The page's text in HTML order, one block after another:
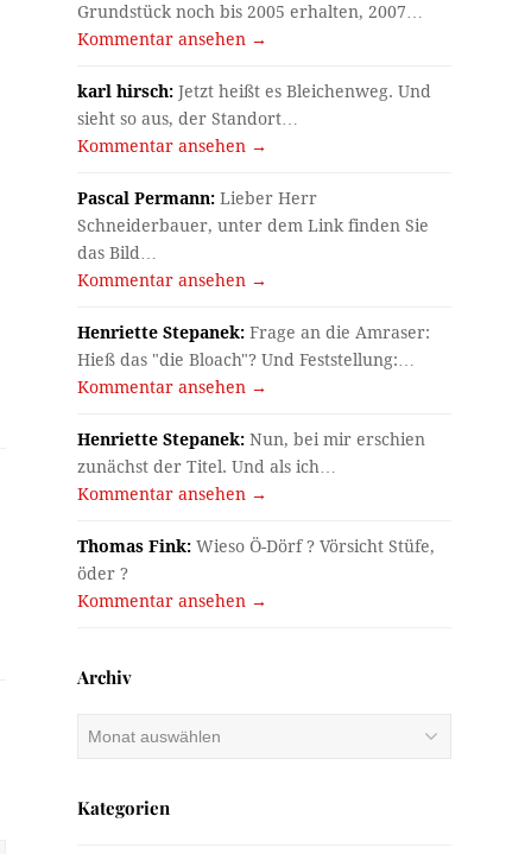
Grundstück noch bis 2005 erhalten, 2007…
Kommentar ansehen →
karl hirsch: Jetzt heißt es Bleichenweg. Und
sieht so aus, der Standort…
Kommentar ansehen →
Pascal Permann: Lieber Herr
Schneiderbauer, unter dem Link finden Sie
das Bild…
Kommentar ansehen →
Henriette Stepanek: Frage an die Amraser:
Hieß das "die Bloach"? Und Feststellung:…
Kommentar ansehen →
Henriette Stepanek: Nun, bei mir erschien
zunächst der Titel. Und als ich…
Kommentar ansehen →
Thomas Fink: Wieso Ö-Dörf ? Vörsicht Stüfe,
öder ?
Kommentar ansehen →
Archiv
Kategorien